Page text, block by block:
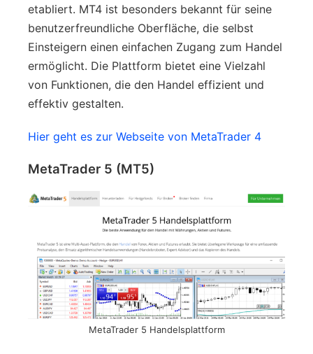
etabliert. MT4 ist besonders bekannt für seine
benutzerfreundliche Oberfläche, die selbst
Einsteigern einen einfachen Zugang zum Handel
ermöglicht. Die Plattform bietet eine Vielzahl
von Funktionen, die den Handel effizient und
effektiv gestalten.
Hier geht es zur Webseite von MetaTrader 4
MetaTrader 5 (MT5)
MetaTrader 5 Handelsplattform